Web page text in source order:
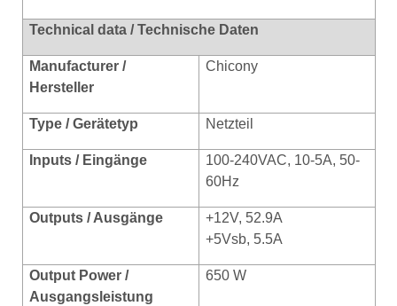
Technical data / Technische Daten
Manufacturer /
Hersteller
Chicony
Type / Gerätetyp Netzteil
Inputs / Eingänge
100-240VAC, 10-5A, 50-
60Hz
Outputs / Ausgänge
+12V, 52.9A
+5Vsb, 5.5A
Output Power /
Ausgangsleistung
650 W